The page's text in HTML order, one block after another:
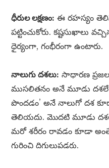
ధీరుల లక్షణం: ఈ రహస్యం
పట్టించుకోరు. కష్టసుఖాలు
ధైర్యంగా, గంభీరంగా ఉంటారు.
నాలుగు దశలు: సాధారణ
ముసలితనం అనే మూడు దశలే
పొందడం’ అనే నాలుగో దశ
తెలియదు. మొదటి మూడు
మరో శరీరం రావడం కూడా అంతే
గురించి దిగులుపడరు.